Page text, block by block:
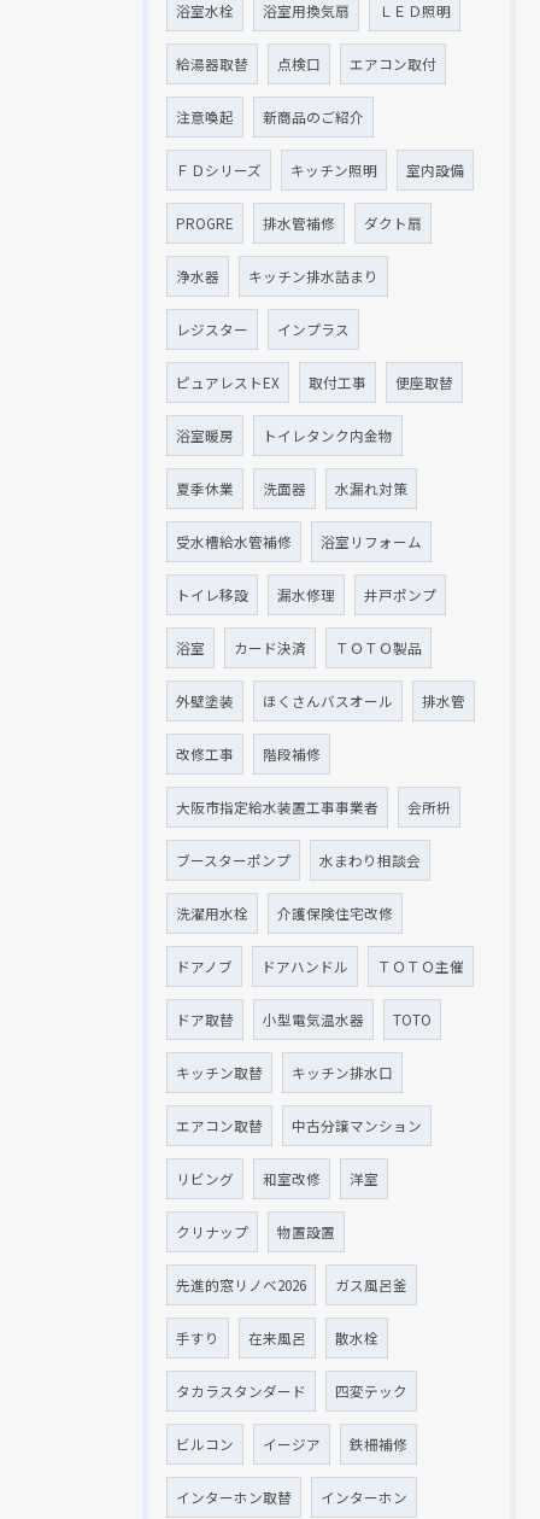
浴室水栓 浴室用換気扇 ＬＥＤ照明
給湯器取替 点検口 エアコン取付
注意喚起 新商品のご紹介
ＦＤシリーズ キッチン照明 室内設備
PROGRE 排水管補修 ダクト扇
浄水器 キッチン排水詰まり
レジスター インプラス
ピュアレストEX 取付工事 便座取替
浴室暖房 トイレタンク内金物
夏季休業 洗面器 水漏れ対策
受水槽給水管補修 浴室リフォーム
トイレ移設 漏水修理 井戸ポンプ
浴室 カード決済 ＴＯＴＯ製品
外壁塗装 ほくさんバスオール 排水管
改修工事 階段補修
大阪市指定給水装置工事事業者 会所枡
ブースターポンプ 水まわり相談会
洗濯用水栓 介護保険住宅改修
ドアノブ ドアハンドル ＴＯＴＯ主催
ドア取替 小型電気温水器 TOTO
キッチン取替 キッチン排水口
エアコン取替 中古分譲マンション
リビング 和室改修 洋室
クリナップ 物置設置
先進的窓リノベ2026 ガス風呂釜
手すり 在来風呂 散水栓
タカラスタンダード 四変テック
ビルコン イージア 鉄柵補修
インターホン取替 インターホン